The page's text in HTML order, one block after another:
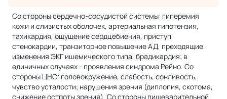
Со стороны сердечно-сосудистой системы: гиперемия
кожи и слизистых оболочек, артериальная гипотензия,
тахикардия, ощущение сердцебиения, приступ
стенокардии, транзиторное повышение АД, преходящие
изменения ЭКГ ишемического типа, брадикардия; в
единичных случаях - проявления синдрома Рейно. Со
стороны ЦНС: головокружение, слабость, сонливость,
чувство усталости; нарушения зрения (диплопия, скотома,
снижение остроты зрения). Со стороны пищеварительной